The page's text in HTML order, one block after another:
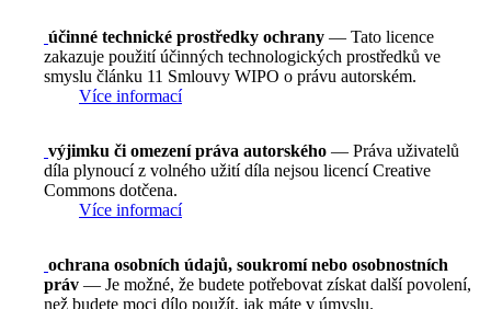
účinné technické prostředky ochrany — Tato licence
zakazuje použití účinných technologických prostředků ve
smyslu článku 11 Smlouvy WIPO o právu autorském.
Více informací
výjimku či omezení práva autorského — Práva uživatelů
díla plynoucí z volného užití díla nejsou licencí Creative
Commons dotčena.
Více informací
ochrana osobních údajů, soukromí nebo osobnostních
práv — Je možné, že budete potřebovat získat další povolení,
než budete moci dílo použít, jak máte v úmyslu.